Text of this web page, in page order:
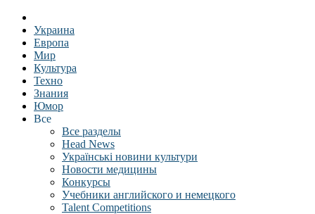
Украина
Европа
Мир
Культура
Техно
Знания
Юмор
Все
Все разделы
Head News
Українські новини культури
Новости медицины
Конкурсы
Учебники английского и немецкого
Talent Competitions